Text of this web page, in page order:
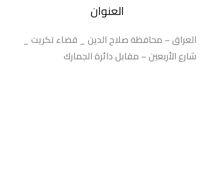
العنوان
العراق – محافظة صلاح الدين _ قضاء تكريت _
شارع الأربعين – مقابل دائرة الجمارك